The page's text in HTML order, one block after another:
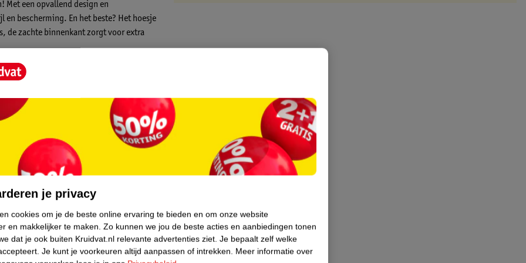
Met een opvallend design en
en bescherming. En het beste? Het hoesje
de zachte binnenkant zorgt voor extra
have! Met zijn dubbellaagse structuur
stijl. De modieuze buitenkant,
het nog beter maakt? De verhoogde
valpartijen. Dus zeg maar bye-
lichte en dunne ontwerp van deze
nog steeds chill aan. Of je nu in de
backcover voegt een dosis stijl toe aan
match voor jouw smartphone
en heeft alle gaten en knoppen op de
zijn super easy te gebruiken. No
nodig hebt!
je privacy
cookies om je de beste online ervaring te bieden en om onze website
en makkelijker te maken. Zo kunnen we jou de beste acties en aanbiedingen tonen
dat je ook buiten Kruidvat.nl relevante advertenties ziet. Je bepaalt zelf welke
Je kunt je voorkeuren altijd aanpassen of intrekken. Meer informatie over